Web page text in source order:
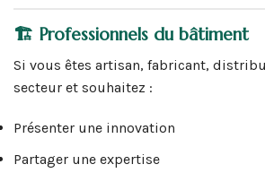
🏗 Professionnels du bâtiment
Si vous êtes artisan, fabricant,
secteur et souhaitez :
Présenter une innovation
Partager une expertise